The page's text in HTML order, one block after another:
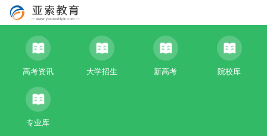
高考资讯 大学招生 新高考 院校库
专业库